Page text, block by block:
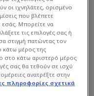
οι ιχνηλάτες, ορισμένο
που βλέπετε
εσάς. Μπορείτε να
τις επιλογές σας ή
στιγμή πατώντας τον
κάτω μέρος της
στο κάτω αριστερό μέρος
σας θα τεθούν σε ισχύ
ανατρέξτε στην
πληροφορίες σχετικά